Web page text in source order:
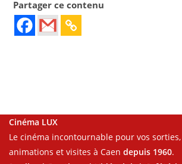
Partager ce contenu
Cinéma LUX
Le cinéma incontournable pour vos sorties,
animations et visites à Caen depuis 1960.